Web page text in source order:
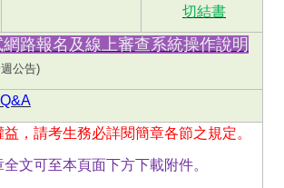
切結書
路報名及線上審查系統操作說明
公告)
，請考生務必詳閱簡章各節之規定。
文可至本頁面下方下載附件。